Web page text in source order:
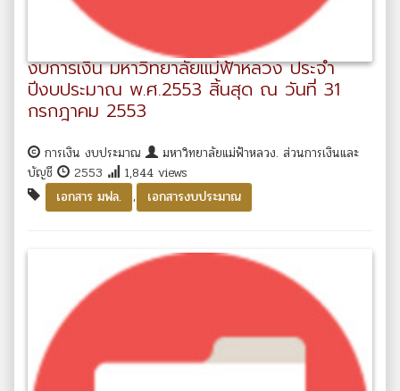
งบการเงิน มหาวิทยาลัยแม่ฟ้าหลวง ประจำ
ปีงบประมาณ พ.ศ.2553 สิ้นสุด ณ วันที่ 31
กรกฎาคม 2553
การเงิน งบประมาณ
มหาวิทยาลัยแม่ฟ้าหลวง. ส่วนการเงินและ
บัญชี
2553
1,844 views
เอกสาร มฟล.
, เอกสารงบประมาณ